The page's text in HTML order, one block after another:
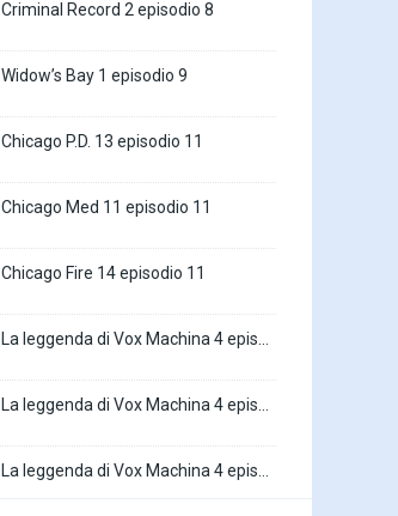
Criminal Record 2 episodio 8
Widow’s Bay 1 episodio 9
Chicago P.D. 13 episodio 11
Chicago Med 11 episodio 11
Chicago Fire 14 episodio 11